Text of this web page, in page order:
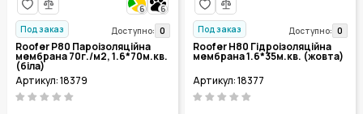
6
6
Под заказ
Доступно: 0
Roofer P80 Пароізоляційна
мембрана 70г./м2, 1.6*70м.кв.
(біла)
Артикул: 18379
Под заказ Доступно: 0
Roofer H80 Гідроізоляційна
мембрана 1.6*35м.кв. (жовта)
Артикул: 18377